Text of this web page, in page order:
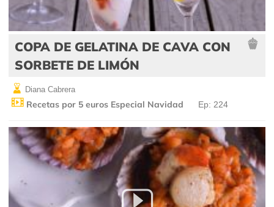
COPA DE GELATINA DE CAVA CON
SORBETE DE LIMÓN
Diana Cabrera
Recetas por 5 euros Especial Navidad Ep: 224